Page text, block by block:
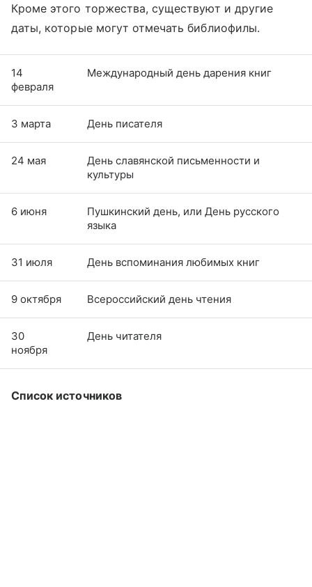
Кроме этого торжества, существуют и другие
даты, которые могут отмечать библиофилы.
14
февраля
Международный день дарения книг
3 марта День писателя
24 мая
День славянской письменности и
культуры
6 июня
Пушкинский день, или День русского
языка
31 июля День вспоминания любимых книг
9 октября Всероссийский день чтения
30
ноября
День читателя
Список источников